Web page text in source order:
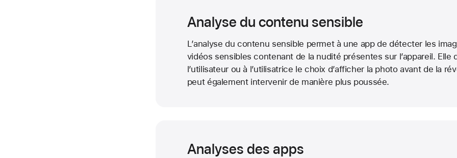
Analyse du contenu sensible
L’analyse du contenu sensible permet à une app de détecter les
vidéos sensibles contenant de la nudité présentes sur l’appareil. Elle
l’utilisateur ou à l’utilisatrice le choix d’afficher la photo avant de la
peut également intervenir de manière plus poussée.
Analyses des apps